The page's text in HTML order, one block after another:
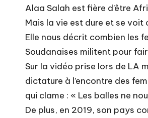
Alaa Salah est fière d’être
Mais la vie est dure et se voit
Elle nous décrit combien les
Soudanaises militent pour
Sur la vidéo prise lors de LA
dictature à l’encontre des
qui clame : « Les balles ne
De plus, en 2019, son pays